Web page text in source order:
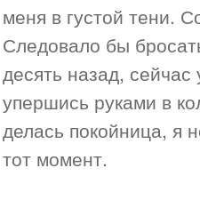
меня в густой тени.
Следовало бы
десять назад,
упершись руками в
делась покойница, я
тот момент.